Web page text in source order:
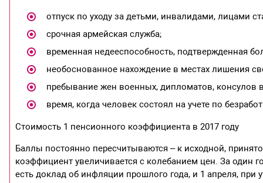
отпуск по уходу за детьми, инвалидами, лицами
срочная армейская служба;
временная недееспособность, подтвержденная
необоснованное нахождение в местах лишения
пребывание жен военных, дипломатов, консулов
время, когда человек состоял на учете по
Стоимость 1 пенсионного коэффициента в 2017 году
Баллы постоянно пересчитываются – к исходной,
коэффициент увеличивается с колебанием цен. За один
есть доклад об инфляции прошлого года, и 1 апреля,